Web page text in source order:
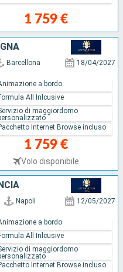
1 759 €
Barcellona 18/04/2027
1 759 €
Volo disponibile
a bordo
All Inlcusive
di maggiordomo
Internet Browse incluso
Napoli 12/05/2027
a bordo
All Inlcusive
di maggiordomo
Internet Browse incluso